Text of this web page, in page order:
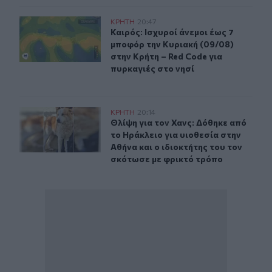
Καιρός: Ισχυροί άνεμοι έως 7 μποφόρ την Κυριακή
ΚΡΗΤΗ 20:47
Καιρός: Ισχυροί άνεμοι έως 7
Καιρός: Ισχυροί άνεμοι έως 7
μποφόρ την Κυριακή (09/08)
στην Κρήτη – Red Code για
πυρκαγιές στο νησί
Θλίψη για τον Χανς: Δόθηκε από το Ηράκλειο για
ΚΡΗΤΗ 20:14
Θλίψη για τον Χανς: Δόθηκε από το
Θλίψη για τον Χανς: Δόθηκε από
το Ηράκλειο για υιοθεσία στην
Αθήνα και ο ιδιοκτήτης του τον
σκότωσε με φρικτό τρόπο